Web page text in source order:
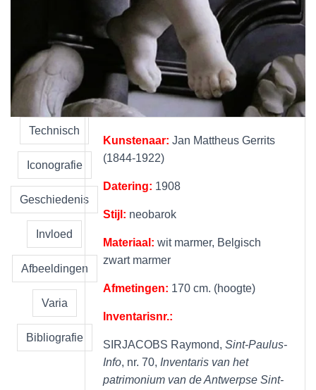
Technisch
Iconografie
Geschiedenis
Invloed
Afbeeldingen
Varia
Bibliografie
Kunstenaar: Jan Mattheus Gerrits
(1844-1922)
Datering: 1908
Stijl: neobarok
Materiaal: wit marmer, Belgisch
zwart marmer
Afmetingen: 170 cm. (hoogte)
Inventarisnr.:
SIRJACOBS Raymond, Sint-Paulus-
Info, nr. 70, Inventaris van het
patrimonium van de Antwerpse Sint-